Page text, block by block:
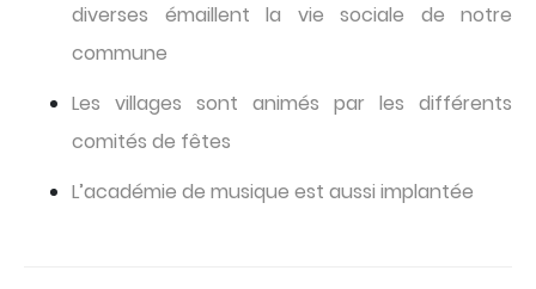
diverses émaillent la vie sociale de notre
commune
Les villages sont animés par les différents
comités de fêtes
L’académie de musique est aussi implantée